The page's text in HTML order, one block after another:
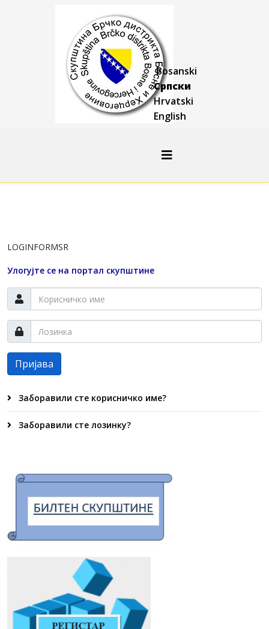
Bosanski
Српски
Hrvatski
English
LOGINFORMSR
Улогујте се на портал скупштине
Пријава
Заборавили сте корисничко име?
Заборавили сте лозинку?